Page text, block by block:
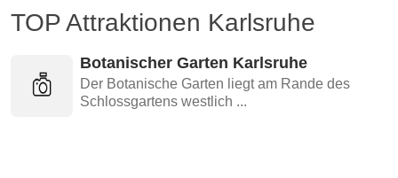
TOP Attraktionen Karlsruhe
Botanischer Garten Karlsruhe
Der Botanische Garten liegt am Rande des
Schlossgartens westlich ...